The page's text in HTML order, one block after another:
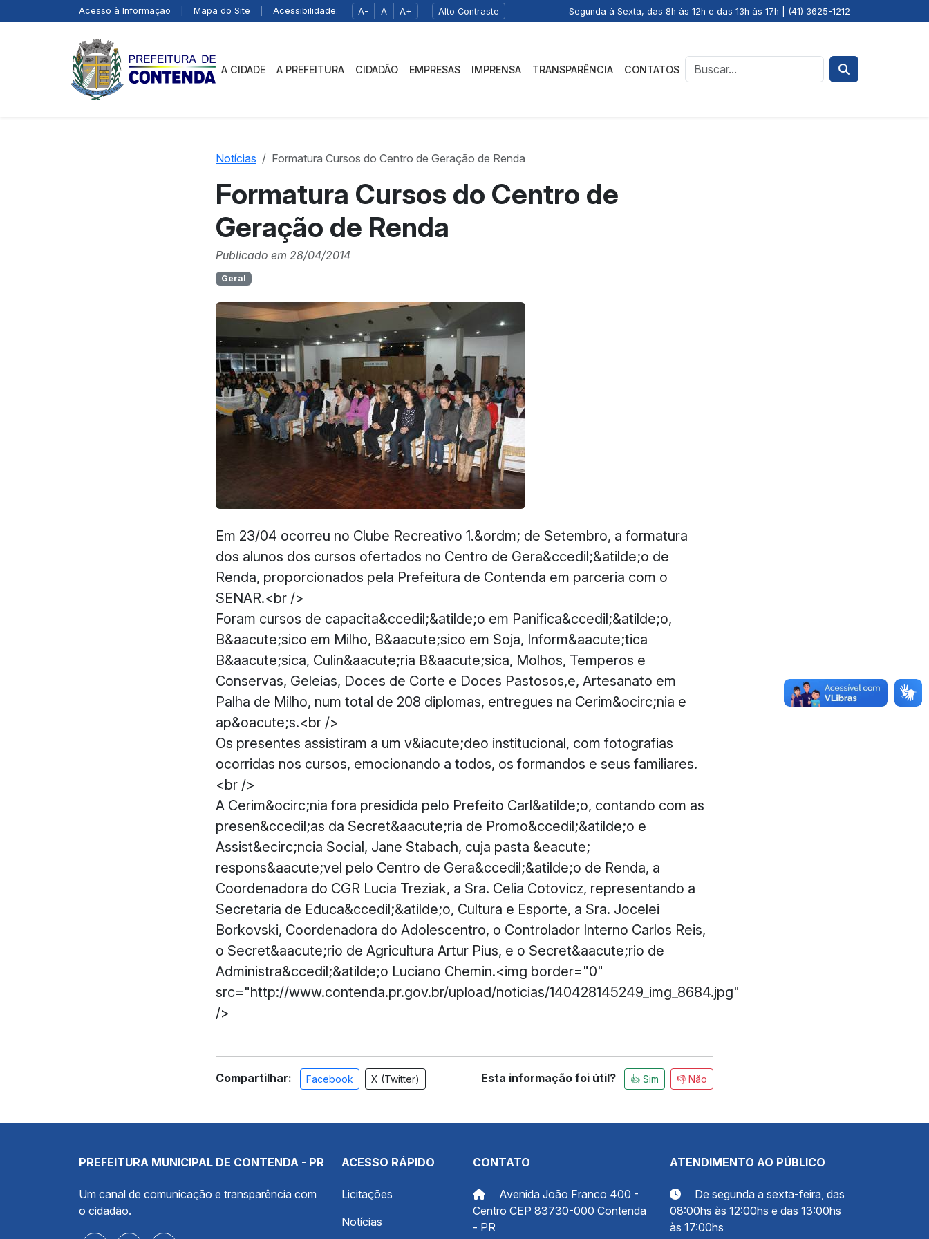
Acesso à Informação Mapa do Site Acessibilidade: A- A A+ Alto Contraste Segunda à Sexta, das 8h às 12h e das 13h às 17h | (41) 3625-1212
A CIDADE A PREFEITURA CIDADÃO EMPRESAS IMPRENSA TRANSPARÊNCIA CONTATOS
Notícias Formatura Cursos do Centro de Geração de Renda
Formatura Cursos do Centro de
Geração de Renda
Publicado em 28/04/2014
Geral
Em 23/04 ocorreu no Clube Recreativo 1.&ordm; de Setembro, a formatura
dos alunos dos cursos ofertados no Centro de Gera&ccedil;&atilde;o de
Renda, proporcionados pela Prefeitura de Contenda em parceria com o
SENAR.<br />
Foram cursos de capacita&ccedil;&atilde;o em Panifica&ccedil;&atilde;o,
B&aacute;sico em Milho, B&aacute;sico em Soja, Inform&aacute;tica
B&aacute;sica, Culin&aacute;ria B&aacute;sica, Molhos, Temperos e
Conservas, Geleias, Doces de Corte e Doces Pastosos,e, Artesanato em
Palha de Milho, num total de 208 diplomas, entregues na Cerim&ocirc;nia e
ap&oacute;s.<br />
Os presentes assistiram a um v&iacute;deo institucional, com fotografias
ocorridas nos cursos, emocionando a todos, os formandos e seus familiares.
<br />
A Cerim&ocirc;nia fora presidida pelo Prefeito Carl&atilde;o, contando com as
presen&ccedil;as da Secret&aacute;ria de Promo&ccedil;&atilde;o e
Assist&ecirc;ncia Social, Jane Stabach, cuja pasta &eacute;
respons&aacute;vel pelo Centro de Gera&ccedil;&atilde;o de Renda, a
Coordenadora do CGR Lucia Treziak, a Sra. Celia Cotovicz, representando a
Secretaria de Educa&ccedil;&atilde;o, Cultura e Esporte, a Sra. Jocelei
Borkovski, Coordenadora do Adolescentro, o Controlador Interno Carlos Reis,
o Secret&aacute;rio de Agricultura Artur Pius, e o Secret&aacute;rio de
Administra&ccedil;&atilde;o Luciano Chemin.<img border="0"
src="http://www.contenda.pr.gov.br/upload/noticias/140428145249_img_8684.jpg"
/>
Compartilhar: Facebook X (Twitter) Esta informação foi útil? 👍 Sim 👎 Não
PREFEITURA MUNICIPAL DE CONTENDA - PR
Um canal de comunicação e transparência com
o cidadão.
ACESSO RÁPIDO
Licitações
Notícias
CONTATO
Avenida João Franco 400 -
Centro CEP 83730-000 Contenda
- PR
ATENDIMENTO AO PÚBLICO
De segunda a sexta-feira, das
08:00hs às 12:00hs e das 13:00hs
às 17:00hs